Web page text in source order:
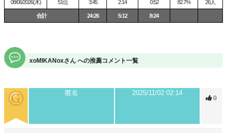
パソコンがあまり得意ではないため、
ドキドキしてしまうような
ここだけの内緒で、
08/06/2026(木) 51位 3:45 2:14 0:52 82.7% 26人
合計 24:26 5:12 8:24
xoMIKANoxさん への推薦コメント一覧
匿名 2025/11/02 02:14
0